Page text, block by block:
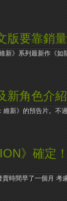
版要靠銷
》系列最新作《如
新角色介紹
新》的預告片。不
》確定
時間早了一個月 考